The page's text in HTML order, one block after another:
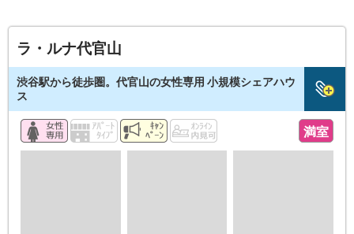
ラ・ルナ代官山
渋谷駅から徒歩圏。代官山の女性専用 小規模シェアハウ
ス
満室